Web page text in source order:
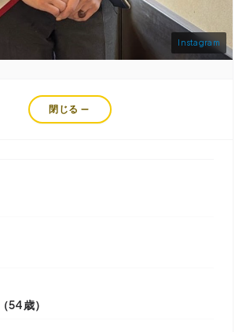
Instagram
閉じる
54歳）